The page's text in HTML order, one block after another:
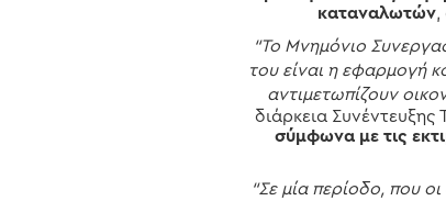
καταναλωτών,
“Το Μνημόνιο
του είναι η εφαρμογή
αντιμετωπίζουν
διάρκεια
σύμφωνα με τις
“Σε μία περίοδο, που